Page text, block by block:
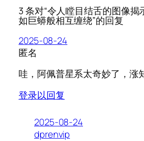
3 条对“令人瞠目结舌的图像揭
如巨蟒般相互缠绕”的回复
2025-08-24
匿名
哇，阿佩普星系太奇妙了，涨
登录以回复
2025-08-24
dprenvip